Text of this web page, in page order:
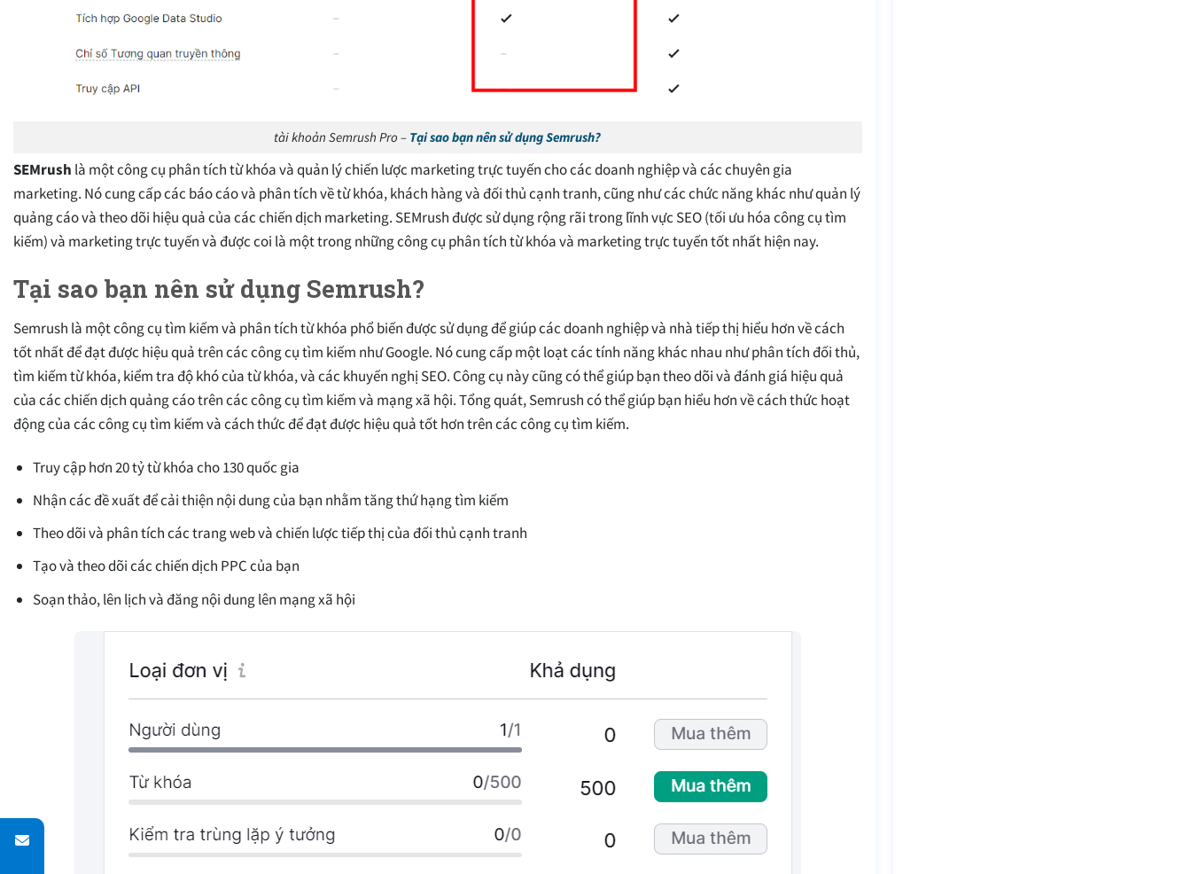
tài khoản Semrush Pro – Tại sao bạn nên sử dụng Semrush?
SEMrush là một công cụ phân tích từ khóa và quản lý chiến lược marketing trực tuyến cho các doanh nghiệp và các chuyên gia
marketing. Nó cung cấp các báo cáo và phân tích về từ khóa, khách hàng và đối thủ cạnh tranh, cũng như các chức năng khác như quản lý
quảng cáo và theo dõi hiệu quả của các chiến dịch marketing. SEMrush được sử dụng rộng rãi trong lĩnh vực SEO (tối ưu hóa công cụ tìm
kiếm) và marketing trực tuyến và được coi là một trong những công cụ phân tích từ khóa và marketing trực tuyến tốt nhất hiện nay.
Tại sao bạn nên sử dụng Semrush?
Semrush là một công cụ tìm kiếm và phân tích từ khóa phổ biến được sử dụng để giúp các doanh nghiệp và nhà tiếp thị hiểu hơn về cách
tốt nhất để đạt được hiệu quả trên các công cụ tìm kiếm như Google. Nó cung cấp một loạt các tính năng khác nhau như phân tích đối thủ,
tìm kiếm từ khóa, kiểm tra độ khó của từ khóa, và các khuyến nghị SEO. Công cụ này cũng có thể giúp bạn theo dõi và đánh giá hiệu quả
của các chiến dịch quảng cáo trên các công cụ tìm kiếm và mạng xã hội. Tổng quát, Semrush có thể giúp bạn hiểu hơn về cách thức hoạt
động của các công cụ tìm kiếm và cách thức để đạt được hiệu quả tốt hơn trên các công cụ tìm kiếm.
Truy cập hơn 20 tỷ từ khóa cho 130 quốc gia
Nhận các đề xuất để cải thiện nội dung của bạn nhằm tăng thứ hạng tìm kiếm
Theo dõi và phân tích các trang web và chiến lược tiếp thị của đối thủ cạnh tranh
Tạo và theo dõi các chiến dịch PPC của bạn
Soạn thảo, lên lịch và đăng nội dung lên mạng xã hội